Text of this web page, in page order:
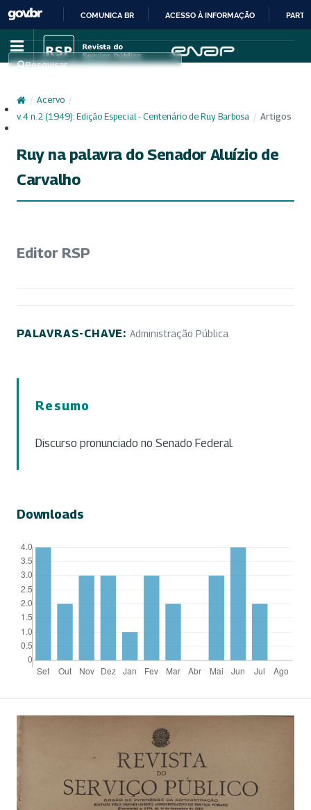
IR
PARA
COMUNICA BR ACESSO À INFORMAÇÃO
Pesquisar
/ Acervo /
v. 4 n. 2 (1949): Edição Especial - Centenário de Ruy Barbosa / Artigos
Ruy na palavra do Senador Aluízio de
Carvalho
Editor RSP
PALAVRAS-CHAVE: Administração Pública
Resumo
Discurso pronunciado no Senado Federal.
Downloads